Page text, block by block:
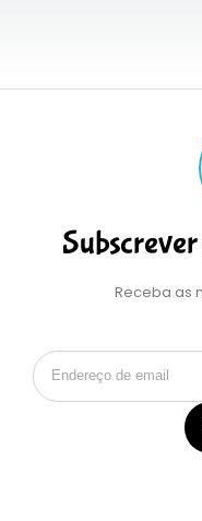
Receba as